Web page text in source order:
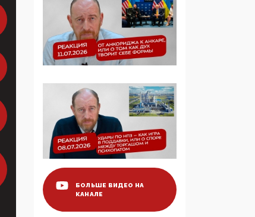
5G за счет здоровья
граждан: Минцифры
намерено отобрать у
регионов и
муниципалитетов право
защищать жилые дома
и социальные объекты
от ЭМИ
05:58, 26 Мая 2026
Роскомнадзор
освободили от борца с
деструктивным и
опасным контентом
07:39, 25 Мая 2026
БОЛЬШЕ ВИДЕО НА
КАНАЛЕ